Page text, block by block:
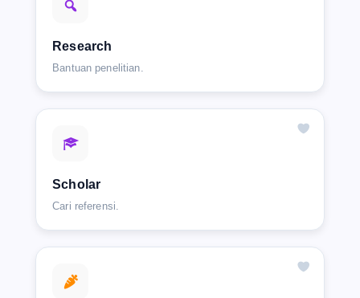
Research
Bantuan penelitian.
Scholar
Cari referensi.